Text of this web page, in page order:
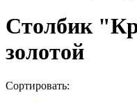
Столбик
золотой
Сортировать: